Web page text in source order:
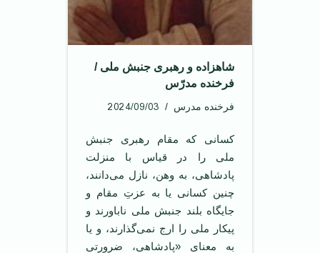
شاهزاده و رهبری جنبش ملی /
فرخنده مدرّس
فرخنده مدرس 2024/09/03
کسانی که مقام رهبری جنبش
ملی را در قیاس با منزلت
پادشاهی، به وهن، نازل می‌دانند،
چنین کسانی یا به عزتِ مقام و
جایگاه بلند جنبش ملی ناباورند و
پیکار ملی را ارج نمی‌گذارند، و یا
به معنای «پادشاهی، ضرورتی